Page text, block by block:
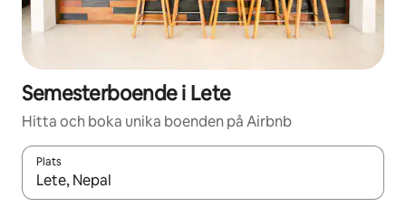
Semesterboende i Lete
Hitta och boka unika boenden på Airbnb
Plats
När resultaten är tillgängliga kan du navigera med upp- och